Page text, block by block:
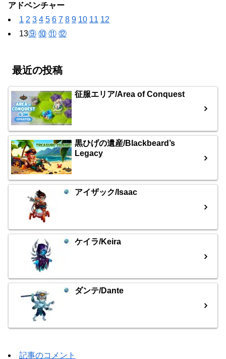
アドベンチャー
1 2 3 4 5 6 7 8 9 10 11 12
13⑨ ⑩ ⑪ ⑫
最近の投稿
征服エリア/Area of Conquest
黒ひげの遺産/Blackbeard’s
Legacy
アイザック/Isaac
ケイラ/Keira
ダンテ/Dante
記事のコメント